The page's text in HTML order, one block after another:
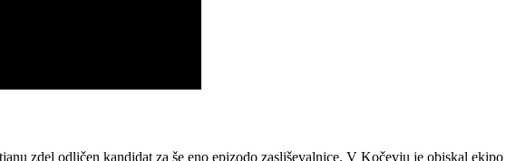
zdel odličen kandidat za še eno epizodo zasliševalnice. V Kočevju je obiskal